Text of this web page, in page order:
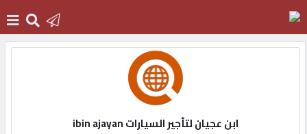
ابن عجيان لتأجير السيارات ibin ajayan